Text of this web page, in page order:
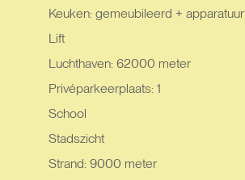
Keuken: gemeubileerd + apparatuur
Lift
Luchthaven: 62000 meter
Privéparkeerplaats: 1
School
Stadszicht
Strand: 9000 meter